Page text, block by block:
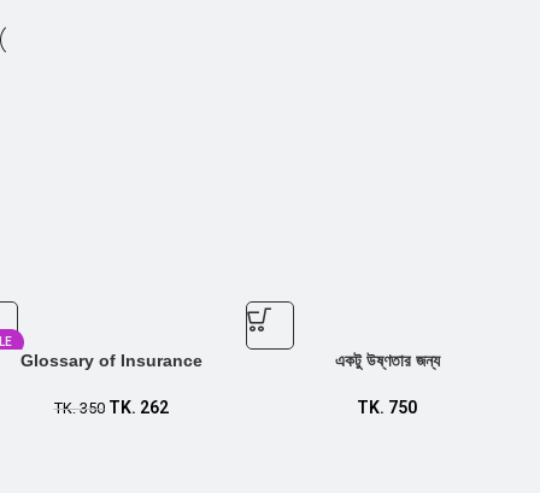
Glossary of Insurance
TK.350 TK. 262
একটু উষ্ণতার জন্য
TK. 750